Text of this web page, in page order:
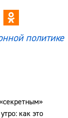
политике
как это